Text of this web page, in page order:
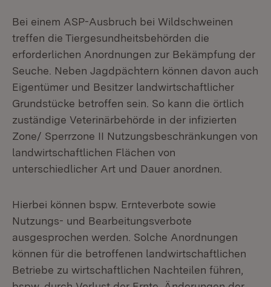
Bei einem ASP-Ausbruch bei Wildschweinen
treffen die Tiergesundheitsbehörden die
erforderlichen Anordnungen zur Bekämpfung der
Seuche. Neben Jagdpächtern können davon auch
Eigentümer und Besitzer landwirtschaftlicher
Grundstücke betroffen sein. So kann die örtlich
zuständige Veterinärbehörde in der infizierten
Zone/ Sperrzone II Nutzungsbeschränkungen von
landwirtschaftlichen Flächen von
unterschiedlicher Art und Dauer anordnen.
Hierbei können bspw. Ernteverbote sowie
Nutzungs- und Bearbeitungsverbote
ausgesprochen werden. Solche Anordnungen
können für die betroffenen landwirtschaftlichen
Betriebe zu wirtschaftlichen Nachteilen führen,